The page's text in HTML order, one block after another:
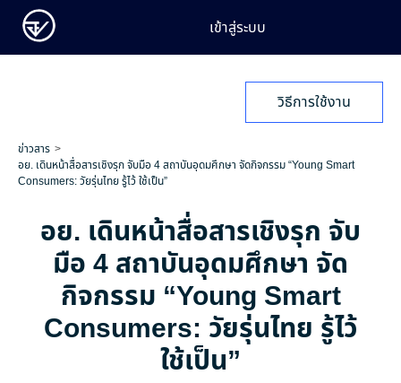
เข้าสู่ระบบ
วิธีการใช้งาน
ข่าวสาร
อย. เดินหน้าสื่อสารเชิงรุก จับมือ 4 สถาบันอุดมศึกษา จัดกิจกรรม “Young Smart
Consumers: วัยรุ่นไทย รู้ไว้ ใช้เป็น”
อย. เดินหน้าสื่อสารเชิงรุก จับ
มือ 4 สถาบันอุดมศึกษา จัด
กิจกรรม “Young Smart
Consumers: วัยรุ่นไทย รู้ไว้
ใช้เป็น”